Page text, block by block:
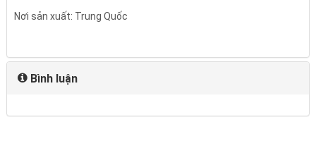
Nơi sản xuất: Trung Quốc
Bình luận